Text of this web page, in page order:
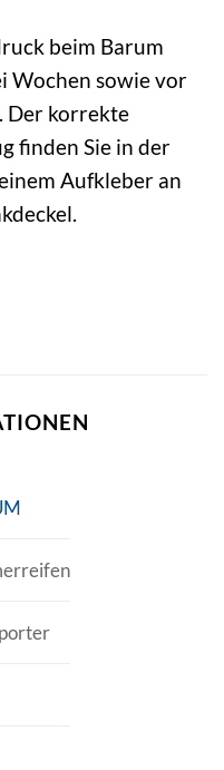
beim Barum
Wochen sowie vor
Der korrekte
finden Sie in der
Aufkleber an